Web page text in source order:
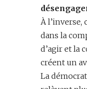
À l’inverse,
dans la
d’agir et la
créent un
La